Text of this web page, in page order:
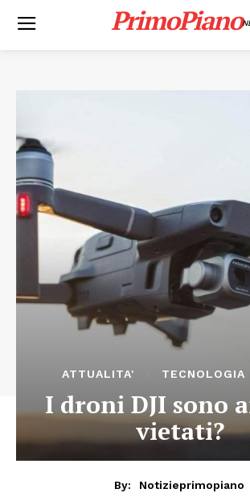
PrimoPiano
ATTUALITA' TECNOLOGIA
I droni DJI sono
vietati?
By:
Notizieprimopiano